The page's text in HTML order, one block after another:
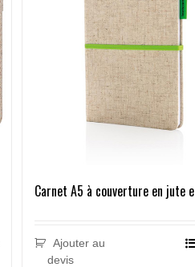
Carnet A5 à couverture en jute
Ajouter au
devis